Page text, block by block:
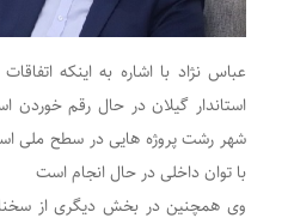
عباس نژاد با اشاره به اینکه
استاندار گیلان در حال رقم خوردن
شهر رشت پروژه هایی در سطح ملی
با توان داخلی در حال انجام است
وی همچنین در بخش دیگری از سخنان